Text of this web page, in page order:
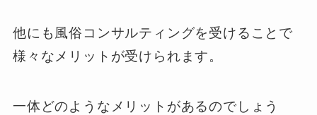
他にも風俗コンサルティングを受けることで
様々なメリットが受けられます。
一体どのようなメリットがあるのでしょう